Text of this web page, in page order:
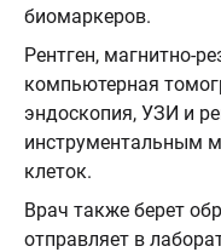
биомаркеров.
Рентген, магнитно-
компьютерная
эндоскопия, УЗИ и
инструментальным
клеток.
Врач также берет
отправляет в